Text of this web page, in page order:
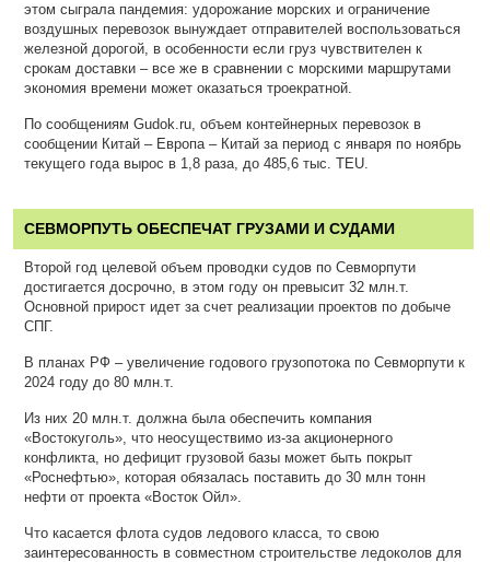
этом сыграла пандемия: удорожание морских и ограничение
воздушных перевозок вынуждает отправителей воспользоваться
железной дорогой, в особенности если груз чувствителен к
срокам доставки – все же в сравнении с морскими маршрутами
экономия времени может оказаться троекратной.
По сообщениям Gudok.ru, объем контейнерных перевозок в
сообщении Китай – Европа – Китай за период с января по ноябрь
текущего года вырос в 1,8 раза, до 485,6 тыс. TEU.
СЕВМОРПУТЬ ОБЕСПЕЧАТ ГРУЗАМИ И СУДАМИ
Второй год целевой объем проводки судов по Севморпути
достигается досрочно, в этом году он превысит 32 млн.т.
Основной прирост идет за счет реализации проектов по добыче
СПГ.
В планах РФ – увеличение годового грузопотока по Севморпути к
2024 году до 80 млн.т.
Из них 20 млн.т. должна была обеспечить компания
«Востокуголь», что неосуществимо из-за акционерного
конфликта, но дефицит грузовой базы может быть покрыт
«Роснефтью», которая обязалась поставить до 30 млн тонн
нефти от проекта «Восток Ойл».
Что касается флота судов ледового класса, то свою
заинтересованность в совместном строительстве ледоколов для